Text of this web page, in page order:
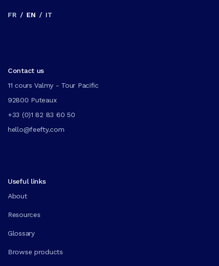
FR / EN / IT
Contact us
11 cours Valmy - Tour Pacific
92800 Puteaux
+33 (0)1 82 83 60 50
hello@feefty.com
Useful links
About
Resources
Glossary
Browse products